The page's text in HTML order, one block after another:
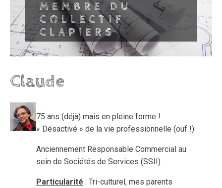
MEMBRE DU
COLLECTIF
CLAPIERS
Claude
75 ans (déjà) mais en pleine forme !
« Désactivé » de la vie professionnelle (ouf !)
Anciennement Responsable Commercial au
sein de Sociétés de Services (SSII)
Particularité : Tri-culturel, mes parents